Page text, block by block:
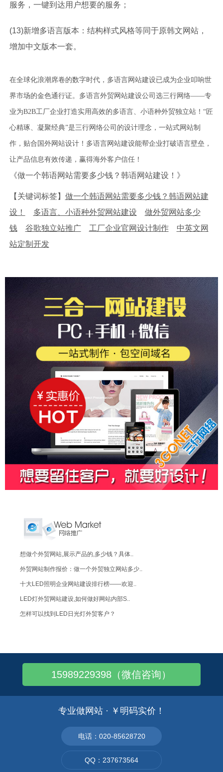
服务，一键到达用户想要的服务；
(13)新增多语言版本：结构样式风格等同于原韩文网站，
增加中文版本一套。
在全球化浪潮席卷的数字时代，多语言网站建设已成为企业叩响世
界市场的金色通行证。多语言外贸网站建设公司选三行网络——专
业为B2B工厂企业打造实用高效的多语言、小语种外贸独立站！“匠
心精琢、凝聚经典”是三行网络公司的设计理念，一站式网站制
作，贴合国外网站设计！多语言网站建设能帮企业打破语言壁垒，
让产品信息有效传递，赢得海外客户信任！
《做一个韩语网站需要多少钱？韩语网站建设！》
【关键词标签】 做一个韩语网站需要多少钱？韩语网站建
设！
多语言、小语种外贸网站建设
做外贸网站多少
钱
谷歌独立站推广 工厂企业官网设计制作
中英文网
站定制开发
想做个外贸网站,展示产品的,多少钱？具体..
外贸网站制作报价：做一个外贸独立网站多少..
十大LED照明企业网站建设排行榜——欢迎..
LED灯外贸网站建设,如何做好网站内部S..
怎样可以找到LED日光灯外贸客户？
LED外贸企业网站建设推广：为什么要做谷..
LED外贸网站优化推广：如何提升增加谷歌..
LED,响应式,外贸网站,多语言网站建设..
15989229398（微信咨询）
专业做网站 · ￥明码实价！
电话：020-85628720
QQ：237673564